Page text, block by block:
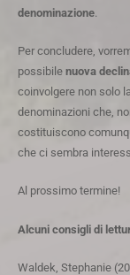
denominazione.
Per concludere,
possibile nuova
coinvolgere non solo la
denominazioni che,
costituiscono
che ci sembra
Al prossimo termine!
Alcuni consigli di
Waldek, Stephanie